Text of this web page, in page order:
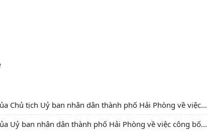
Chủ tịch Uỷ ban nhân dân thành phố Hải Phòng về việc...
Uỷ ban nhân dân thành phố Hải Phòng về việc công bố...